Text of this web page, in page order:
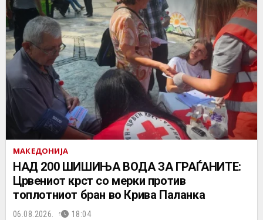
МАКЕДОНИЈА
НАД 200 ШИШИЊА ВОДА ЗА ГРАЃАНИТЕ:
Црвениот крст со мерки против
топлотниот бран во Крива Паланка
06.08.2026. 18:04